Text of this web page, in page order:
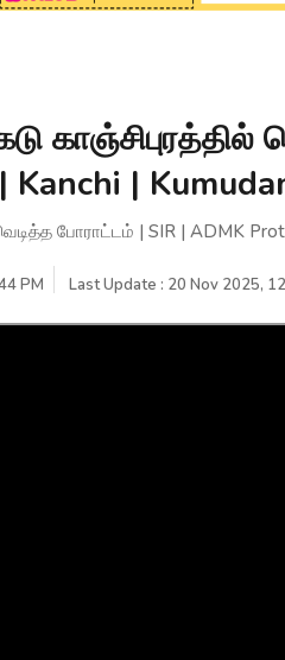
காஞ்சிபுரத்தில்
|
போராட்டம் | SIR | ADMK
PM Last Update : 20 Nov 2025,